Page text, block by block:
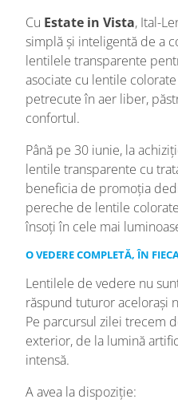
Cu Estate in Vista, Ital-
simplă și inteligentă de a
lentilele transparente
asociate cu lentile
petrecute în aer liber,
confortul.
Până pe 30 iunie, la
lentile transparente cu
beneficia de promoția
pereche de lentile
însoți în cele mai
O VEDERE COMPLETĂ, ÎN
Lentilele de vedere nu
răspund tuturor acelorași
Pe parcursul zilei trecem
exterior, de la lumină
intensă.
A avea la dispoziție: